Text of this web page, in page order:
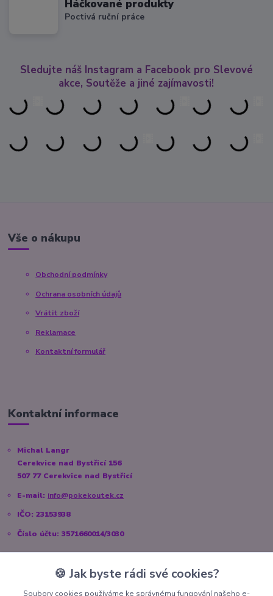
Háčkované produkty
Poctivá ruční práce
Sledujte náš Instagram a Facebook pro Slevové
akce, Soutěže a jiné zajímavosti!
Vše o nákupu
Obchodní podmínky
Ochrana osobních údajů
Vrátit zboží
Reklamace
Kontaktní formulář
Kontaktní informace
Michal Langr
Cerekvice nad Bystřicí 156
507 77 Cerekvice nad Bystřicí
E-mail: info@pokekoutek.cz
IČO: 23153938
Číslo účtu: 3571660014/3030
Sociální sítě🍪 Jak byste rádi své cookies?
Soubory cookies používáme ke správnému fungování našeho e-